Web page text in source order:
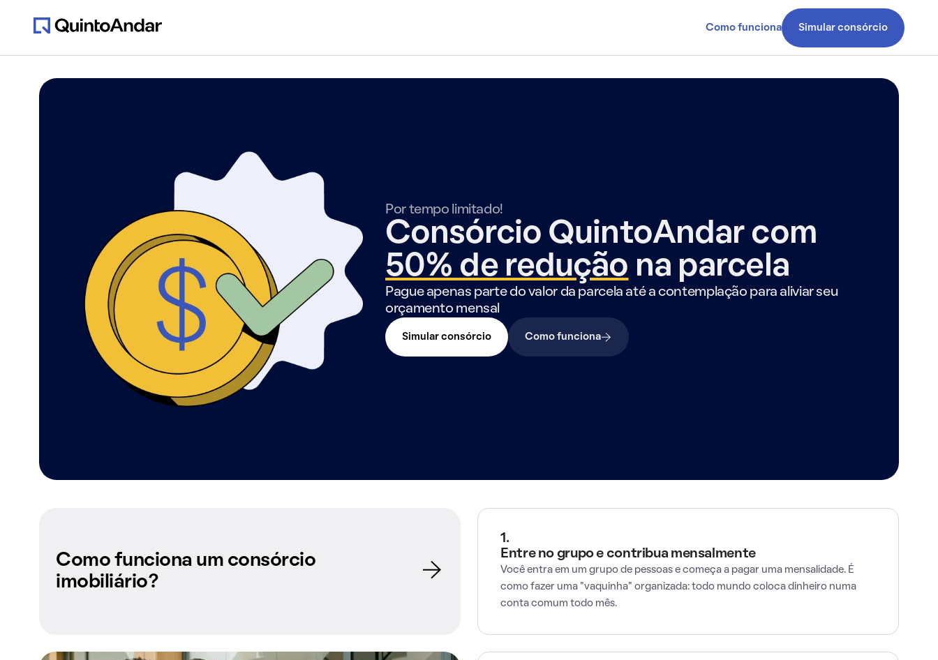
Como funciona Simular consórcio
Por tempo limitado!
Consórcio QuintoAndar com
50% de redução na parcela
Pague apenas parte do valor da parcela até a contemplação para aliviar seu
orçamento mensal
Simular consórcio Como funciona
Como funciona um consórcio
imobiliário?
1.
Entre no grupo e contribua mensalmente
Você entra em um grupo de pessoas e começa a pagar uma mensalidade. É
como fazer uma "vaquinha" organizada: todo mundo coloca dinheiro numa
conta comum todo mês.